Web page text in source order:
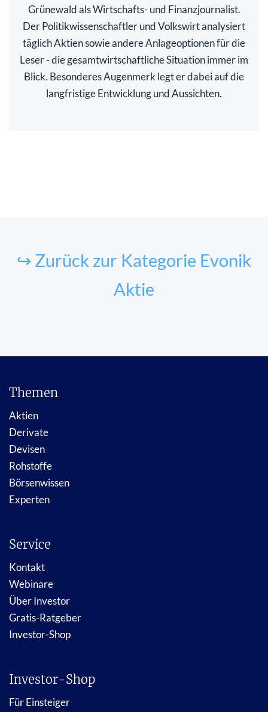
Grünewald als Wirtschafts- und Finanzjournalist.
Der Politikwissenschaftler und Volkswirt analysiert
täglich Aktien sowie andere Anlageoptionen für die
Leser - die gesamtwirtschaftliche Situation immer im
Blick. Besonderes Augenmerk legt er dabei auf die
langfristige Entwicklung und Aussichten.
↪ Zurück zur Kategorie Evonik
Aktie
Themen
Aktien
Derivate
Devisen
Rohstoffe
Börsenwissen
Experten
Service
Kontakt
Webinare
Über Investor
Gratis-Ratgeber
Investor-Shop
Investor-Shop
Für Einsteiger